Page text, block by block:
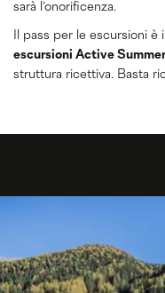
sarà l’onorificenza.
Il pass per le escursioni è
escursioni Active Summer
struttura ricettiva. Basta